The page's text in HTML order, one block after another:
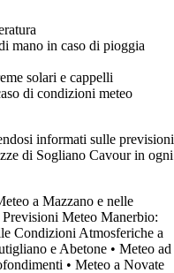
mano in caso di pioggia
solari e cappelli
di condizioni meteo
informati sulle previsioni
di Sogliano Cavour in ogni
a Mazzano e nelle
Previsioni Meteo Manerbio:
Condizioni Atmosferiche a
e Abetone • Meteo ad
• Meteo a Novate